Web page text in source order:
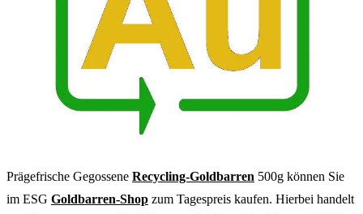
Prägefrische Gegossene Recycling-Goldbarren 500g können Sie
im ESG Goldbarren-Shop zum Tagespreis kaufen. Hierbei handelt